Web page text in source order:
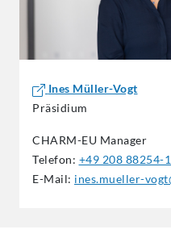
Ines Müller-Vogt
Präsidium
CHARM-EU Manager
Telefon: +49 208 88254-
E-Mail: ines.mueller-